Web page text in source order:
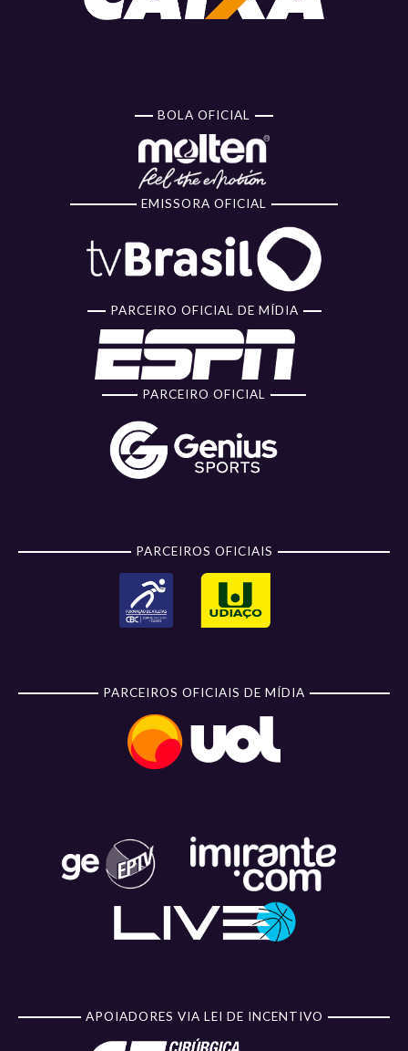
BOLA OFICIAL
EMISSORA OFICIAL
PARCEIRO OFICIAL DE MÍDIA
PARCEIRO OFICIAL
PARCEIROS OFICIAIS
PARCEIROS OFICIAIS DE MÍDIA
APOIADORES VIA LEI DE INCENTIVO